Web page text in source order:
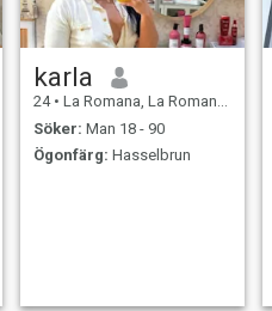
karla
24 • La Romana, La Romana, Dominikanska Rep.
Söker: Man 18 - 90
Ögonfärg: Hasselbrun